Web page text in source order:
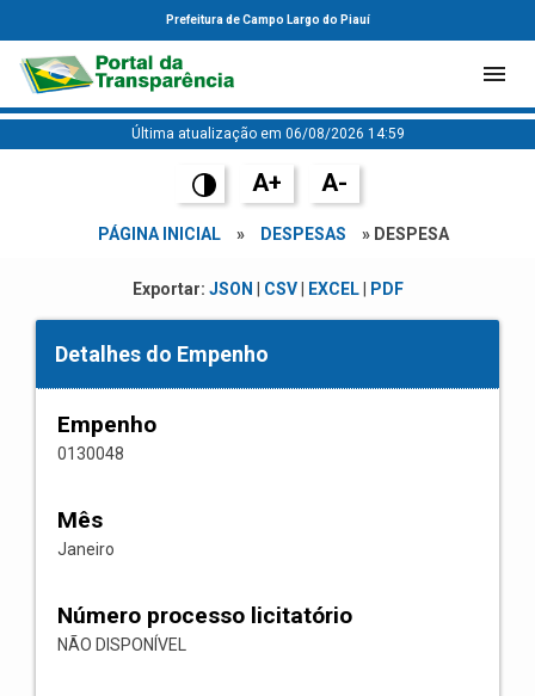
Prefeitura de Campo Largo do Piauí
Última atualização em 06/08/2026 14:59
A+ A-
PÁGINA INICIAL » DESPESAS » DESPESA
Exportar: JSON CSV| EXCEL| PDF
Detalhes do Empenho
Empenho
0130048
Mês
Janeiro
Número processo licitatório
NÃO DISPONÍVEL